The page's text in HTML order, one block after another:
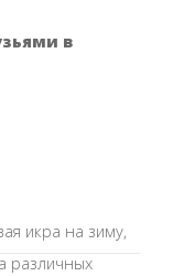
в
икра на зиму,
различных